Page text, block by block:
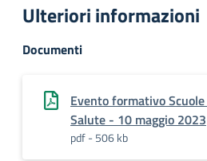
Ulteriori informazioni
Documenti
Evento formativo
Salute - 10 maggio 2023
pdf - 506 kb